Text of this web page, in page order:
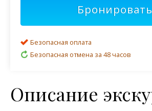
Бронировать
Безопасная оплата
Безопасная отмена за 48 часов
Описание